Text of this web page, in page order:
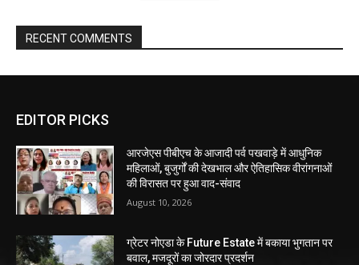
RECENT COMMENTS
EDITOR PICKS
आरजेएस पीबीएच के आजादी पर्व पखवाड़े में आधुनिक
महिलाओं, बुजुर्गों की देखभाल और ऐतिहासिक वीरांगनाओं
की विरासत पर हुआ वाद-संवाद
August 10, 2026
ग्रेटर नोएडा के Future Estate में बकाया भुगतान पर
बवाल, मजदूरों का जोरदार प्रदर्शन